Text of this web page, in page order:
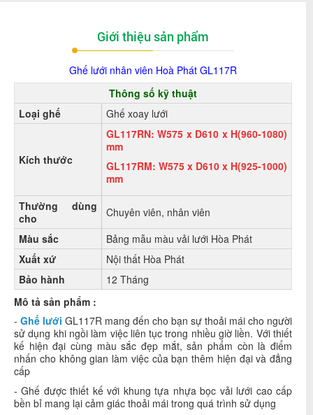
Giới thiệu sản phẩm
Ghế lưới nhân viên Hoà Phát GL117R
Thông số kỹ thuật
Loại ghế
Ghế xoay lưới
Kích thước
GL117RN: W575 x D610 x H(960-1080)
mm
GL117RM: W575 x D610 x H(925-1000)
mm
Thường dùng
cho
Chuyên viên, nhân viên
Màu sắc
Bảng mẫu màu vải lưới Hòa Phát
Xuất xứ
Nội thất Hòa Phát
Bảo hành
12 Tháng
Mô tả sản phẩm :
- Ghế lưới GL117R mang đến cho bạn sự thoải mái cho người
sử dụng khi ngồi làm việc liên tục trong nhiều giờ liền. Với thiết
kế hiện đại cùng màu sắc đẹp mắt, sản phẩm còn là điểm
nhấn cho không gian làm việc của bạn thêm hiện đại và đẳng
cấp
- Ghế được thiết kế với khung tựa nhựa bọc vải lưới cao cấp
bền bỉ mang lại cảm giác thoải mái trong quá trình sử dụng